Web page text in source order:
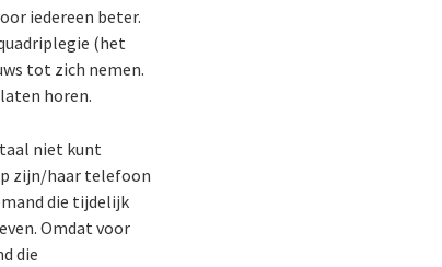
iedereen beter.
(het
tot zich nemen.
horen.
taal niet kunt
zijn/haar telefoon
die tijdelijk
Omdat voor
die